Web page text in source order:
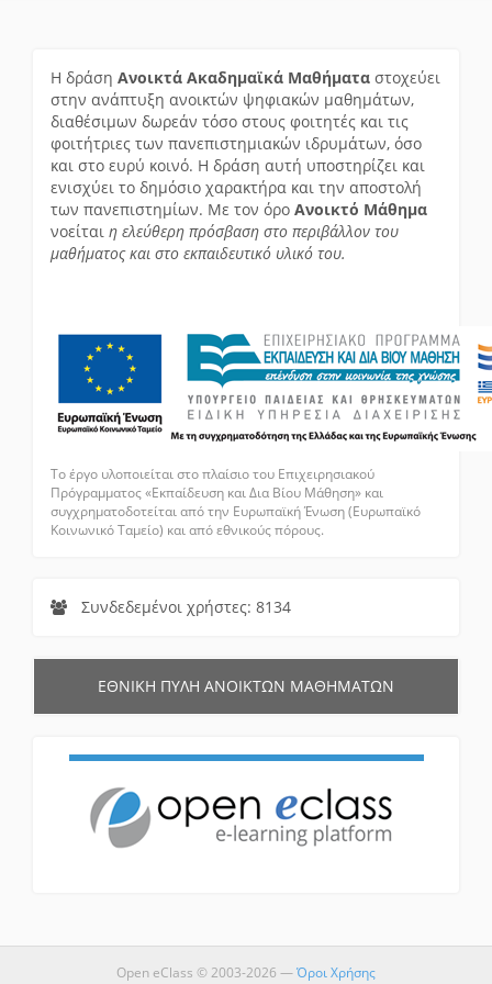
Η δράση Ανοικτά Ακαδημαϊκά Μαθήματα στοχεύει
στην ανάπτυξη ανοικτών ψηφιακών μαθημάτων,
διαθέσιμων δωρεάν τόσο στους φοιτητές και τις
φοιτήτριες των πανεπιστημιακών ιδρυμάτων, όσο
και στο ευρύ κοινό. Η δράση αυτή υποστηρίζει και
ενισχύει το δημόσιο χαρακτήρα και την αποστολή
των πανεπιστημίων. Με τον όρο Ανοικτό Μάθημα
νοείται η ελεύθερη πρόσβαση στο περιβάλλον του
μαθήματος και στο εκπαιδευτικό υλικό του.
Το έργο υλοποιείται στο πλαίσιο του Επιχειρησιακού
Πρόγραμματος «Εκπαίδευση και Δια Βίου Μάθηση» και
συγχρηματοδοτείται από την Ευρωπαϊκή Ένωση (Ευρωπαϊκό
Κοινωνικό Ταμείο) και από εθνικούς πόρους.
Συνδεδεμένοι χρήστες: 8134
ΕΘΝΙΚΗ ΠΥΛΗ ΑΝΟΙΚΤΩΝ ΜΑΘΗΜΑΤΩΝ
Open eClass © 2003-2026 —Όροι Χρήσης